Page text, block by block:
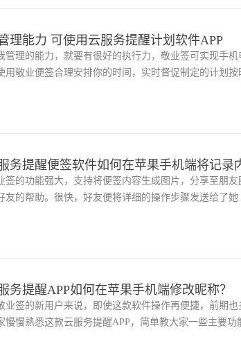
理能力 可使用云服务提醒计划软件APP
管理的能力，就要有很好的执行力，敬业签可实现手
用敬业便签合理安排你的时间，实时督促制定的计划按
务提醒便签软件如何在苹果手机端将记录
签的功能强大，支持将便签内容生成图片，分享至朋
友的帮助。很快，好友便将详细的操作步骤发送给了
务提醒APP如何在苹果手机端修改昵称？
业签的新用户来说，即使这款软件操作再便捷，前期
慢慢熟悉这款云服务提醒APP，简单教大家一些主要功